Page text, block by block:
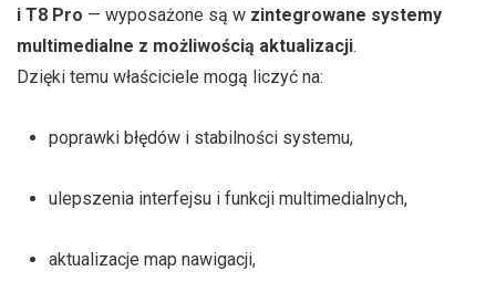
i T8 Pro — wyposażone są w zintegrowane systemy
multimedialne z możliwością aktualizacji.
Dzięki temu właściciele mogą liczyć na:
poprawki błędów i stabilności systemu,
ulepszenia interfejsu i funkcji multimedialnych,
aktualizacje map nawigacji,